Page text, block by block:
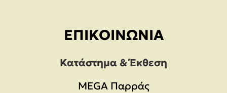
ΕΠΙΚΟΙΝΩΝΊΑ
Κατάστημα & Έκθεση
MEGA Παρράς